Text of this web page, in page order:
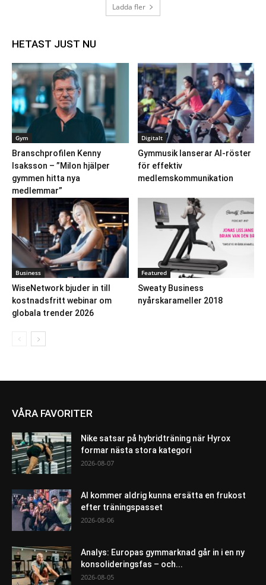
Ladda fler
HETAST JUST NU
Gym
Branschprofilen Kenny
Isaksson – ”Milon hjälper
gymmen hitta nya
medlemmar”
Digitalt
Gymmusik lanserar AI-röster
för effektiv
medlemskommunikation
Business
WiseNetwork bjuder in till
kostnadsfritt webinar om
globala trender 2026
Featured
Sweaty Business
nyårskarameller 2018
VÅRA FAVORITER
Nike satsar på hybridträning när Hyrox
formar nästa stora kategori
2026-08-07
AI kommer aldrig kunna ersätta en frukost
efter träningspasset
2026-08-06
Analys: Europas gymmarknad går in i en ny
konsolideringsfas – och...
2026-08-05